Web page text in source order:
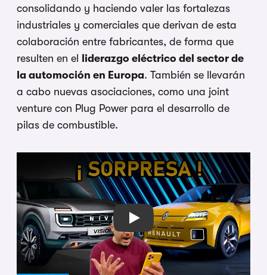
consolidando y haciendo valer las fortalezas
industriales y comerciales que derivan de esta
colaboración entre fabricantes, de forma que
resulten en el liderazgo eléctrico del sector de
la automoción en Europa. También se llevarán
a cabo nuevas asociaciones, como una joint
venture con Plug Power para el desarrollo de
pilas de combustible.
Play